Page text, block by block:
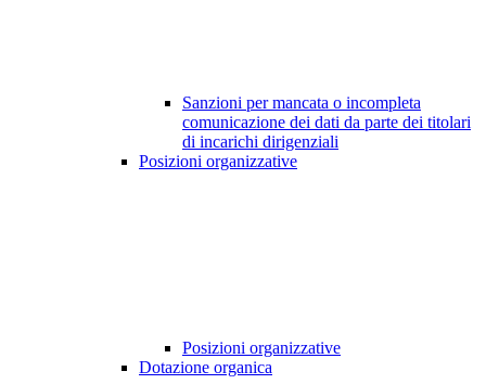
Sanzioni per mancata o incompleta
comunicazione dei dati da parte dei titolari
di incarichi dirigenziali
Posizioni organizzative
Posizioni organizzative
Dotazione organica